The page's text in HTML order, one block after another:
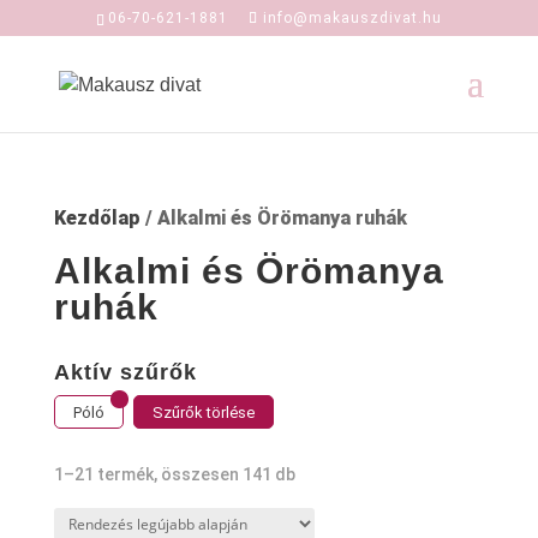
06-70-621-1881 info@makauszdivat.hu
Kezdőlap / Alkalmi és Örömanya ruhák
Alkalmi és Örömanya
ruhák
Aktív szűrők
Póló Szűrők törlése
1–21 termék, összesen 141 dbSorted